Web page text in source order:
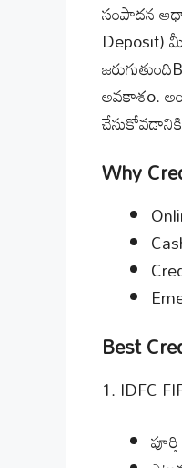
సంపాదన
Deposit)
అవకాశo.
Why
Best
1. IDFC